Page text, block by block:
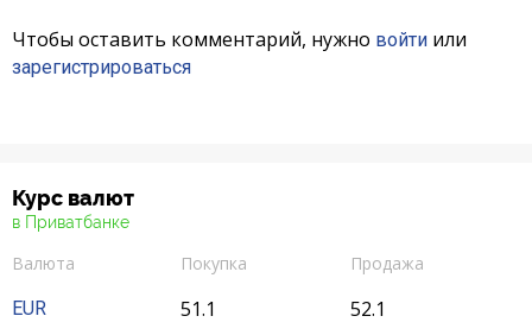
Чтобы оставить комментарий, нужно войти или
зарегистрироваться
Курс валют
в Приватбанке
Валюта Покупка
Продажа
EUR
51.1 52.1